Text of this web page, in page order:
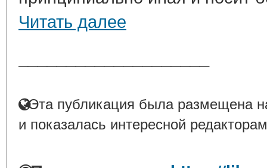
Читать далее
Эта публикация была размещена
и показалась интересной